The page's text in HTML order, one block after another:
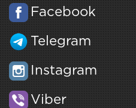
Facebook
Telegram
Instagram
Viber